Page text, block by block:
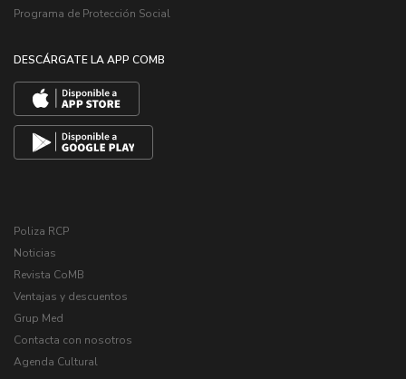
Programa de Protección Social
DESCÁRGATE LA APP COMB
Poliza RCP
Noticias
Revista CoMB
Ventajas y descuentos
Grup Med
Contacta con nosotros
Agenda Cultural